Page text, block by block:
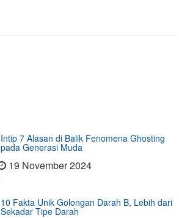
Intip 7 Alasan di Balik Fenomena Ghosting
pada Generasi Muda
19 November 2024
10 Fakta Unik Golongan Darah B, Lebih dari
Sekadar Tipe Darah